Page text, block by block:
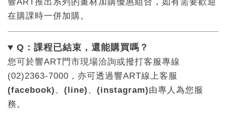
響ART推出系列的畫材加購優惠組合，如有需要歡迎
在購課時一併加購。
Q：課程已結束，還能購買嗎？
您可於響ART門市現場洽詢或撥打客服專線
(02)2363-7000，亦可透過響ART線上客服
(facebook) 、 (line) 、 (instagram)由專人為您服
務。